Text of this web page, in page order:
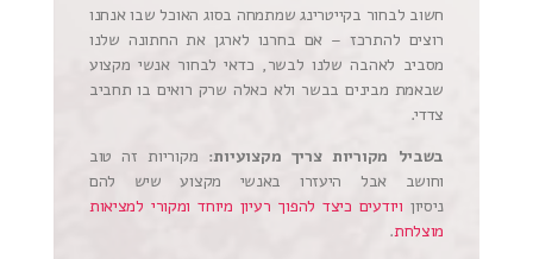
חשוב לבחור בקייטרינג שמתמחה בסוג האוכל שבו אנחנו
רוצים להתרכז – אם בחרנו לארגן את החתונה שלנו
מסביב לאהבה שלנו לבשר, כדאי לבחור אנשי מקצוע
שבאמת מבינים בבשר ולא כאלה שרק רואים בו תחביב
צדדי.
בשביל מקוריות צריך מקצועיות: מקוריות זה טוב
וחושב אבל היעזרו באנשי מקצוע שיש להם
ניסיון ויודעים כיצד להפוך רעיון מיוחד ומקורי למציאות
מוצלחת.